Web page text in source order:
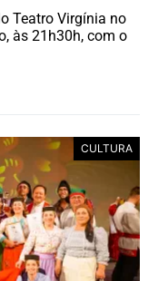
Teatro Virgínia no
às 21h30h, com o
CULTURA